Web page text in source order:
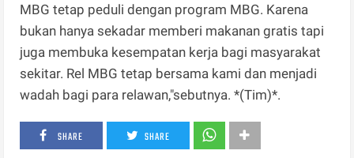
MBG tetap peduli dengan program MBG. Karena
bukan hanya sekadar memberi makanan gratis tapi
juga membuka kesempatan kerja bagi masyarakat
sekitar. Rel MBG tetap bersama kami dan menjadi
wadah bagi para relawan,"sebutnya. *(Tim)*.
SHARE SHARE